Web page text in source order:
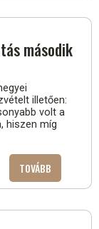
második
illetően:
volt a
hiszen míg
TOVÁBB
A